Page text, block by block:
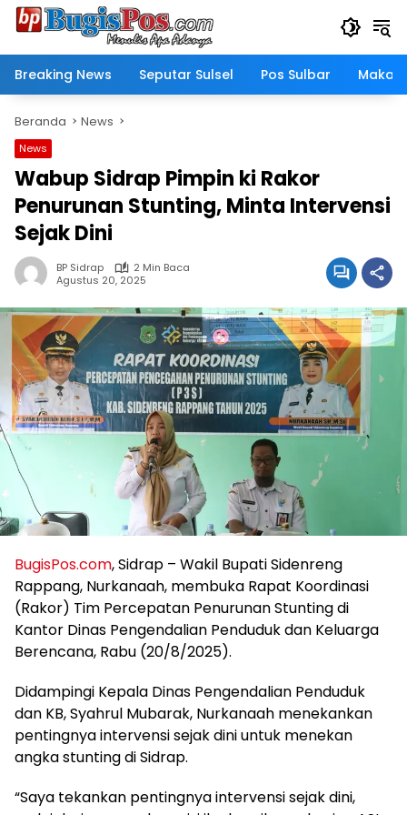
Langsung
Breaking News
Seputar Sulsel Pos Sulbar
Beranda News
News
Wabup Sidrap Pimpin ki Rakor
Penurunan Stunting, Minta Intervensi
Sejak Dini
BP Sidrap
2 Min Baca
Agustus 20, 2025
BugisPos.com, Sidrap – Wakil Bupati Sidenreng
Rappang, Nurkanaah, membuka Rapat Koordinasi
(Rakor) Tim Percepatan Penurunan Stunting di
Kantor Dinas Pengendalian Penduduk dan Keluarga
Berencana, Rabu (20/8/2025).
Didampingi Kepala Dinas Pengendalian Penduduk
dan KB, Syahrul Mubarak, Nurkanaah menekankan
pentingnya intervensi sejak dini untuk menekan
angka stunting di Sidrap.
“Saya tekankan pentingnya intervensi sejak dini,